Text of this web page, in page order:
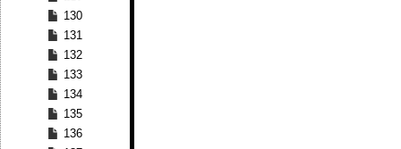
130
131
132
133
134
135
136